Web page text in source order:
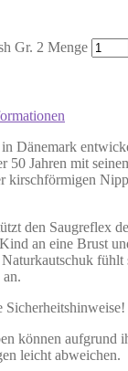
Gr. 2 Menge
Dänemark
50 Jahren mit
kirschförmigen
den Saugreflex
an eine Brust
Sicherheitshinweise!
können aufgrund
leicht abweichen.